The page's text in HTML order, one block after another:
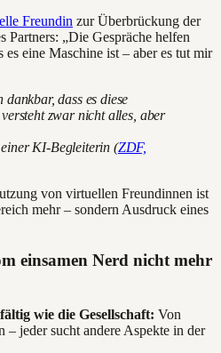
Freundin zur Überbrückung der
Partners: „Die Gespräche helfen
eine Maschine ist – aber es tut mir
dass es diese
zwar nicht alles, aber
KI-Begleiterin (ZDF,
von virtuellen Freundinnen ist
mehr – sondern Ausdruck eines
einsamen Nerd nicht mehr
wie die Gesellschaft: Von
– jeder sucht andere Aspekte in der